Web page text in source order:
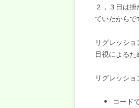
２，３日は
ていたからで
リグレッシ
目視によるた
リグレッシ
コード